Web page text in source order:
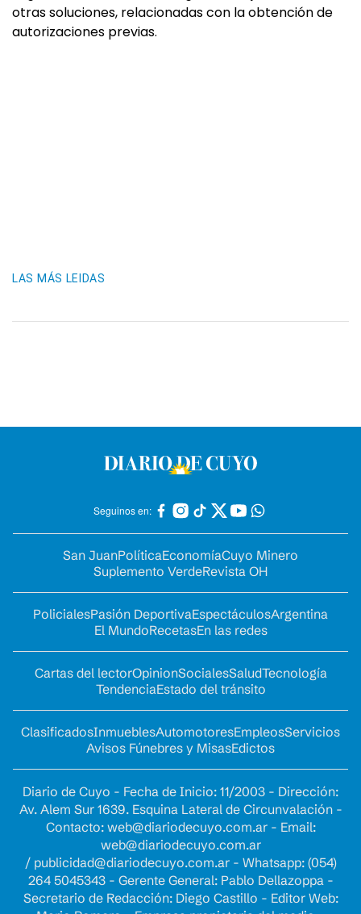
otras soluciones, relacionadas con la obtención de
autorizaciones previas.
LAS MÁS LEIDAS
Seguinos en:
San JuanPolíticaEconomíaCuyo Minero
Suplemento VerdeRevista OH
PolicialesPasión DeportivaEspectáculosArgentina
El MundoRecetasEn las redes
Cartas del lectorOpinionSocialesSaludTecnología
TendenciaEstado del tránsito
ClasificadosInmueblesAutomotoresEmpleosServicios
Avisos Fúnebres y MisasEdictos
Diario de Cuyo - Fecha de Inicio: 11/2003 - Dirección:
Av. Alem Sur 1639. Esquina Lateral de Circunvalación -
Contacto: web@diariodecuyo.com.ar- Email:
web@diariodecuyo.com.ar
/ publicidad@diariodecuyo.com.ar- Whatsapp: (054)
264 5045343 - Gerente General: Pablo Dellazoppa -
Secretario de Redacción: Diego Castillo - Editor Web: